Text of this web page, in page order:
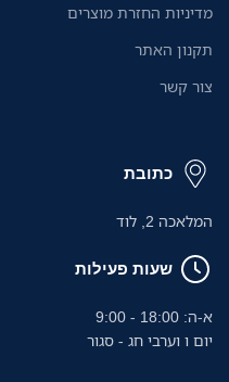
מדיניות החזרת מוצרים
תקנון האתר
צור קשר
כתובת
המלאכה 2, לוד
שעות פעילות
א-ה: 18:00 - 9:00
יום ו וערבי חג - סגור